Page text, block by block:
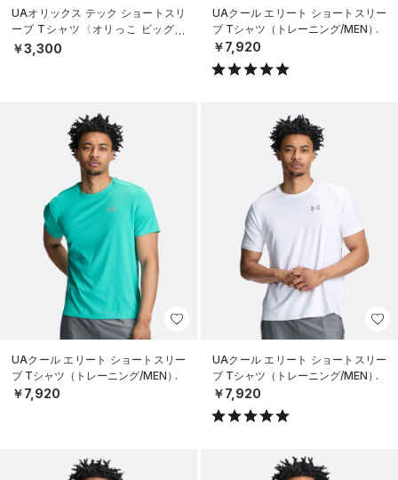
UAオリックス テック ショートスリ
ーブ Tシャツ〈オリっこ ビッグロ
ゴ〉（ベースボール/KIDS）
￥3,300
UAクール エリート ショートスリー
ブ Tシャツ（トレーニング/MEN）
￥7,920
UAクール エリート ショートスリー
ブ Tシャツ（トレーニング/MEN）
￥7,920
UAクール エリート ショートスリー
ブ Tシャツ（トレーニング/MEN）
￥7,920